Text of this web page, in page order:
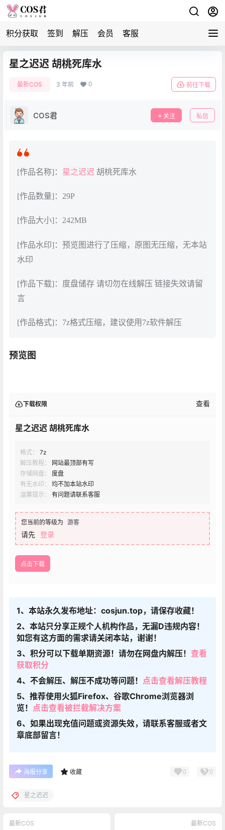
积分获取 签到 解压 会员 客服
星之迟迟 胡桃死库水
最新COS 3 年前 0 前往下载
COS君 关注 私信
[作品名称]： 星之迟迟 胡桃死库水
[作品数量]：29P
[作品大小]：242MB
[作品水印]：预览图进行了压缩，原图无压缩，无本站
水印
[作品下载]：度盘储存 请切勿在线解压 链接失效请留
言
[作品格式]：7z格式压缩，建议使用7z软件解压
预览图
下载权限 查看
星之迟迟 胡桃死库水
格式：
7z
解压教程：
网站最顶部有写
存储网盘：
度盘
有无水印：
均不加本站水印
温馨提示：
有问题请联系客服
您当前的等级为 游客
请先 登录
点击下载
1、本站永久发布地址：cosjun.top，请保存收藏！
2、本站只分享正规个人机构作品，无漏D违规内容！
如您有这方面的需求请关闭本站，谢谢！
3、积分可以下载单期资源！请勿在网盘内解压！ 查看
获取积分
4、不会解压、解压不成功等问题！ 点击查看解压教程
5、推荐使用火狐Firefox、谷歌Chrome浏览器浏
览！ 点击查看被拦截解决方案
6、如果出现充值问题或资源失效，请联系客服或者文
章底部留言！
海报分享 收藏 0 0
星之迟迟
最新COS 最新COS